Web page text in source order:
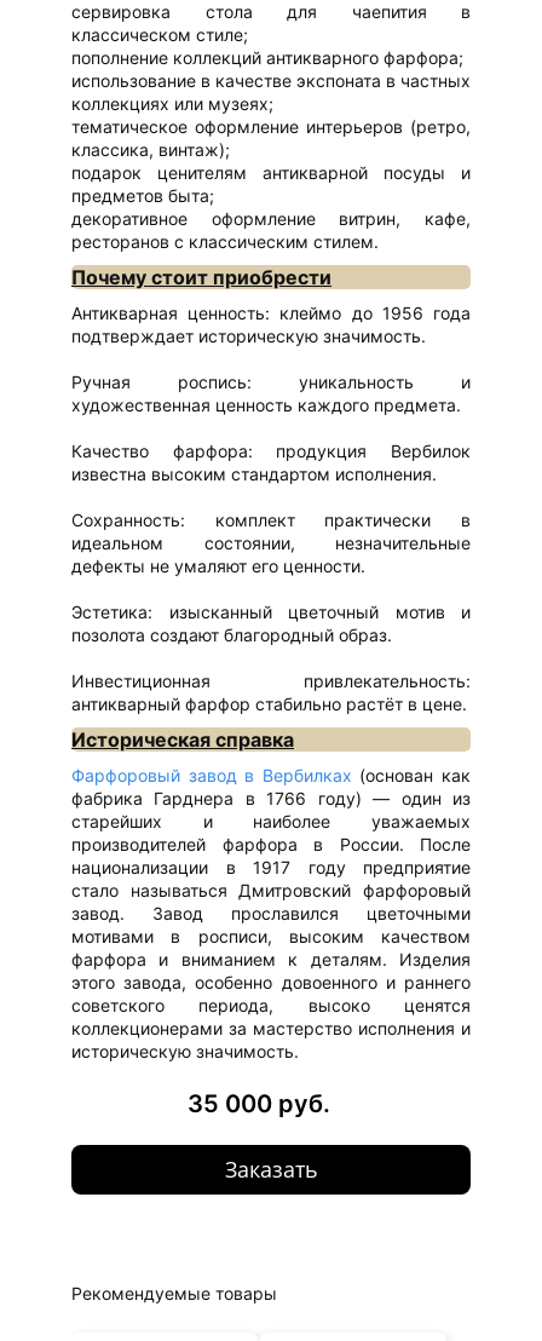
сервировка стола для чаепития в
классическом стиле;
пополнение коллекций антикварного фарфора;
использование в качестве экспоната в частных
коллекциях или музеях;
тематическое оформление интерьеров (ретро,
классика, винтаж);
подарок ценителям антикварной посуды и
предметов быта;
декоративное оформление витрин, кафе,
ресторанов с классическим стилем.
Почему стоит приобрести
Антикварная ценность: клеймо до 1956 года
подтверждает историческую значимость.
Ручная роспись: уникальность и
художественная ценность каждого предмета.
Качество фарфора: продукция Вербилок
известна высоким стандартом исполнения.
Сохранность: комплект практически в
идеальном состоянии, незначительные
дефекты не умаляют его ценности.
Эстетика: изысканный цветочный мотив и
позолота создают благородный образ.
Инвестиционная привлекательность:
антикварный фарфор стабильно растёт в цене.
Историческая справка
Фарфоровый завод в Вербилках (основан как
фабрика Гарднера в 1766 году) — один из
старейших и наиболее уважаемых
производителей фарфора в России. После
национализации в 1917 году предприятие
стало называться Дмитровский фарфоровый
завод. Завод прославился цветочными
мотивами в росписи, высоким качеством
фарфора и вниманием к деталям. Изделия
этого завода, особенно довоенного и раннего
советского периода, высоко ценятся
коллекционерами за мастерство исполнения и
историческую значимость.
35 000 руб.
Заказать
Рекомендуемые товары